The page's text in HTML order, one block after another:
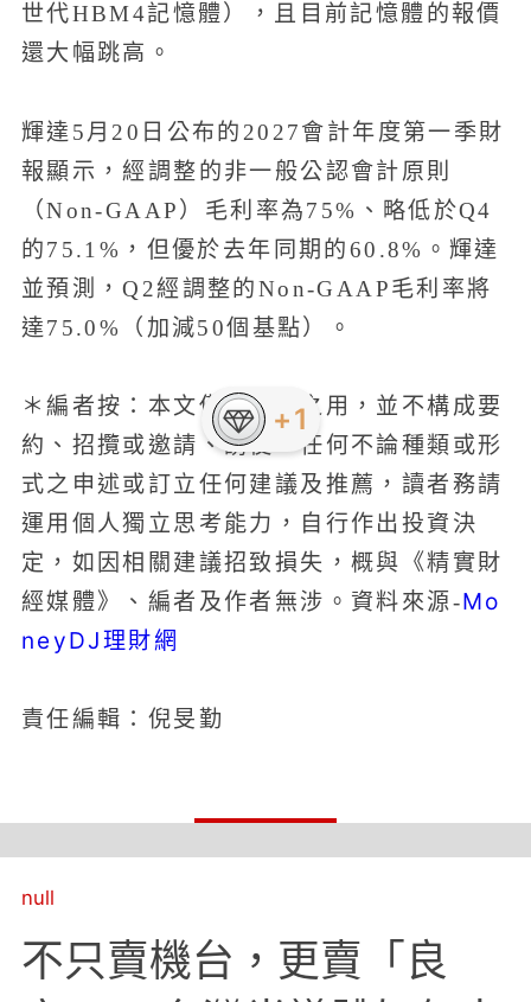
世代HBM4記憶體），且目前記憶體的報價
還大幅跳高。
輝達5月20日公布的2027會計年度第一季財
報顯示，經調整的非一般公認會計原則
（Non-GAAP）毛利率為75%、略低於Q4
的75.1%，但優於去年同期的60.8%。輝達
並預測，Q2經調整的Non-GAAP毛利率將
達75.0%（加減50個基點）。
＊編者按：本文僅供參考之用，並不構成要
約、招攬或邀請、誘使、任何不論種類或形
式之申述或訂立任何建議及推薦，讀者務請
運用個人獨立思考能力，自行作出投資決
定，如因相關建議招致損失，概與《精實財
經媒體》、編者及作者無涉。資料來源-Mo
neyDJ理財網
責任編輯：倪旻勤
null
不只賣機台，更賣「良
+1